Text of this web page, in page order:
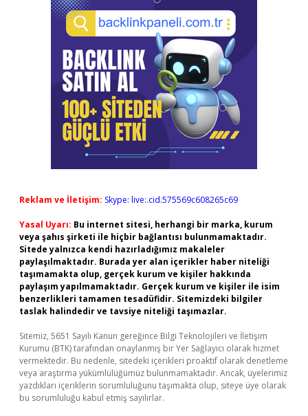
Reklam ve İletişim: Skype: live:.cid.575569c608265c69
Yasal Uyarı: Bu internet sitesi, herhangi bir marka, kurum
veya şahıs şirketi ile hiçbir bağlantısı bulunmamaktadır.
Sitede yalnızca kendi hazırladığımız makaleler
paylaşılmaktadır. Burada yer alan içerikler haber niteliği
taşımamakta olup, gerçek kurum ve kişiler hakkında
paylaşım yapılmamaktadır. Gerçek kurum ve kişiler ile isim
benzerlikleri tamamen tesadüfidir. Sitemizdeki bilgiler
taslak halindedir ve tavsiye niteliği taşımazlar.
Sitemiz, 5651 Sayılı Kanun gereğince Bilgi Teknolojileri ve İletişim
Kurumu (BTK) tarafından onaylanmış bir Yer Sağlayıcı olarak hizmet
vermektedir. Bu nedenle, sitedeki içerikleri proaktif olarak denetleme
veya araştırma yükümlülüğümüz bulunmamaktadır. Ancak, üyelerimiz
yazdıkları içeriklerin sorumluluğunu taşımakta olup, siteye üye olarak
bu sorumluluğu kabul etmiş sayılırlar.